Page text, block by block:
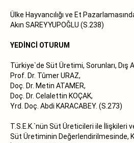
Ülke Hayvancılığı ve Et
Akın SAREYYUPOĞLU (S.238)
YEDİNCİ OTURUM
Türkiye`de Süt Üretimi, Sorunları, Dış
Prof. Dr. Tûmer URAZ,
Doç. Dr. Metin ATAMER,
Doç. Dr. Celalettin KOÇAK,
Yrd. Doç. Abdi KARACABEY. (S.273)
T.S.E.K.`nün Süt Üreticileri ile İlişkileri
Süt Üretiminin Değerlendirilmesinde,